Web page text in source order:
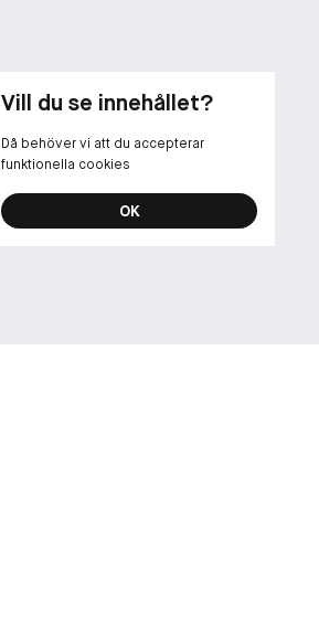
Vill du se innehållet?
Då behöver vi att du accepterar
funktionella cookies
OK